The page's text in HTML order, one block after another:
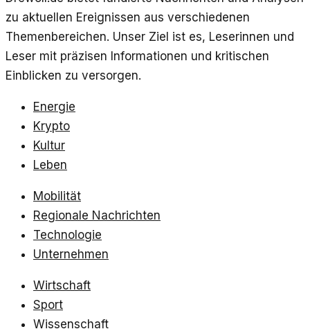
zu aktuellen Ereignissen aus verschiedenen
Themenbereichen. Unser Ziel ist es, Leserinnen und
Leser mit präzisen Informationen und kritischen
Einblicken zu versorgen.
Energie
Krypto
Kultur
Leben
Mobilität
Regionale Nachrichten
Technologie
Unternehmen
Wirtschaft
Sport
Wissenschaft